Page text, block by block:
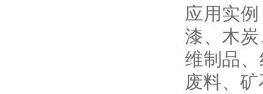
应用实
漆、木
维制品
废料、